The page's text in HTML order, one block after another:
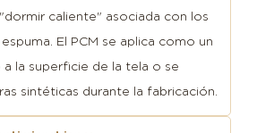
caliente" asociada con los
El PCM se aplica como un
la superficie de la tela o se
sintéticas durante la fabricación.